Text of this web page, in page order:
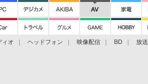
ィオ ヘッドフォン 映像配信 BD 放送